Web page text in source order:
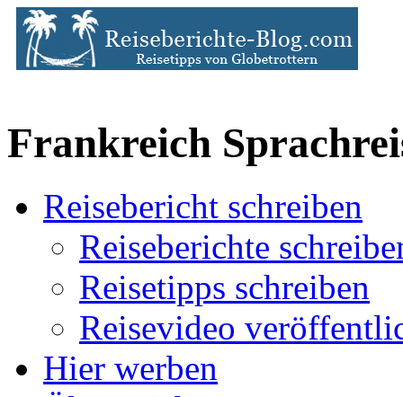
Frankreich
Reisebericht schreiben
Reiseberichte
Reisetipps schreiben
Reisevideo
Hier werben